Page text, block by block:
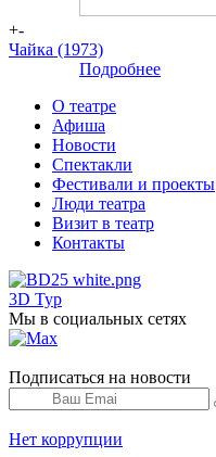
+-
Чайка (1973)
Подробнее
О театре
Афиша
Новости
Спектакли
Фестивали и проекты
Люди театра
Визит в театр
Контакты
3D Тур
Мы в социальных сетях
Подписаться на новости
Нет коррупции